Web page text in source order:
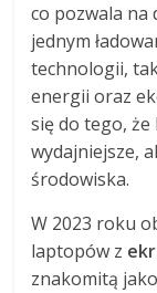
co pozwala na
jednym
technologii,
energii oraz
się do tego,
wydajniejsze,
środowiska.
W 2023 roku
laptopów z
znakomitą